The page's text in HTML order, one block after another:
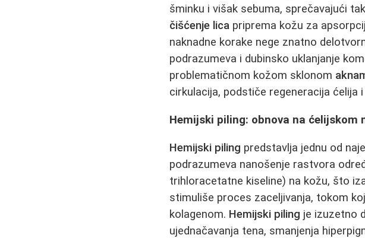
šminku i višak sebuma, sprečavajući
čišćenje lica priprema kožu za
naknadne korake nege znatno
podrazumeva i dubinsko uklanjanje
problematičnom kožom sklonom
cirkulacija, podstiče regeneracija ćelija
Hemijski piling: obnova na ćelijskom
Hemijski piling predstavlja jednu od
podrazumeva nanošenje rastvora
trihloracetatne kiseline) na kožu, što
stimuliše proces zaceljivanja, tokom
kolagenom. Hemijski piling je izuzetno
ujednačavanja tena, smanjenja